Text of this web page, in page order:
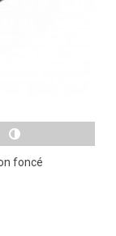
foncé